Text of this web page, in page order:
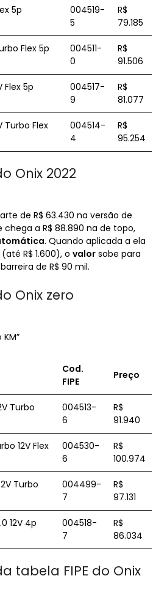
5p
004519-
5
R$
79.185
Flex 5p
004511-
0
R$
91.506
Flex 5p
004517-
9
R$
81.077
Turbo Flex
004514-
4
R$
95.254
Onix 2022
de R$ 63.430 na versão de
chega a R$ 88.890 na de topo,
. Quando aplicada a ela
R$ 1.600), o valor sobe para
de R$ 90 mil.
Onix zero
Cod.
FIPE
Preço
Turbo
004513-
6
R$
91.940
12V Flex
004530-
6
R$
100.974
Turbo
004499-
7
R$
97.131
12V 4p
004518-
7
R$
86.034
tabela FIPE do Onix